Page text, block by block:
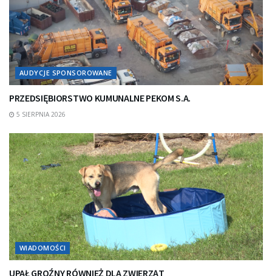
AUDYCJE SPONSOROWANE
PRZEDSIĘBIORSTWO KUMUNALNE PEKOM S.A.
5 SIERPNIA 2026
WIADOMOŚCI
UPAŁ GROŹNY RÓWNIEŻ DLA ZWIERZĄT